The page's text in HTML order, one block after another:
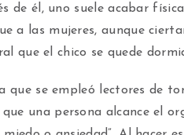
de él, uno suele acabar
a las mujeres, aunque
que el chico se quede
que se empleó lectores de
una persona alcance el